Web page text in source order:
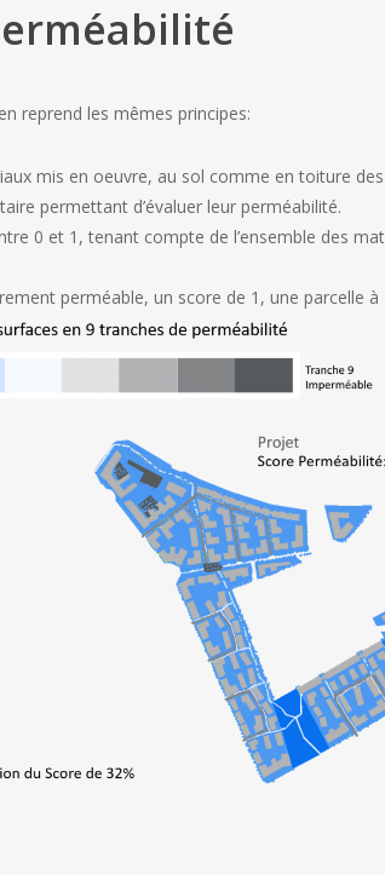
reprend les mêmes principes:
mis en oeuvre, au sol comme en toiture
permettant d’évaluer leur perméabilité.
0 et 1, tenant compte de l’ensemble des
perméable, un score de 1, une parcelle à